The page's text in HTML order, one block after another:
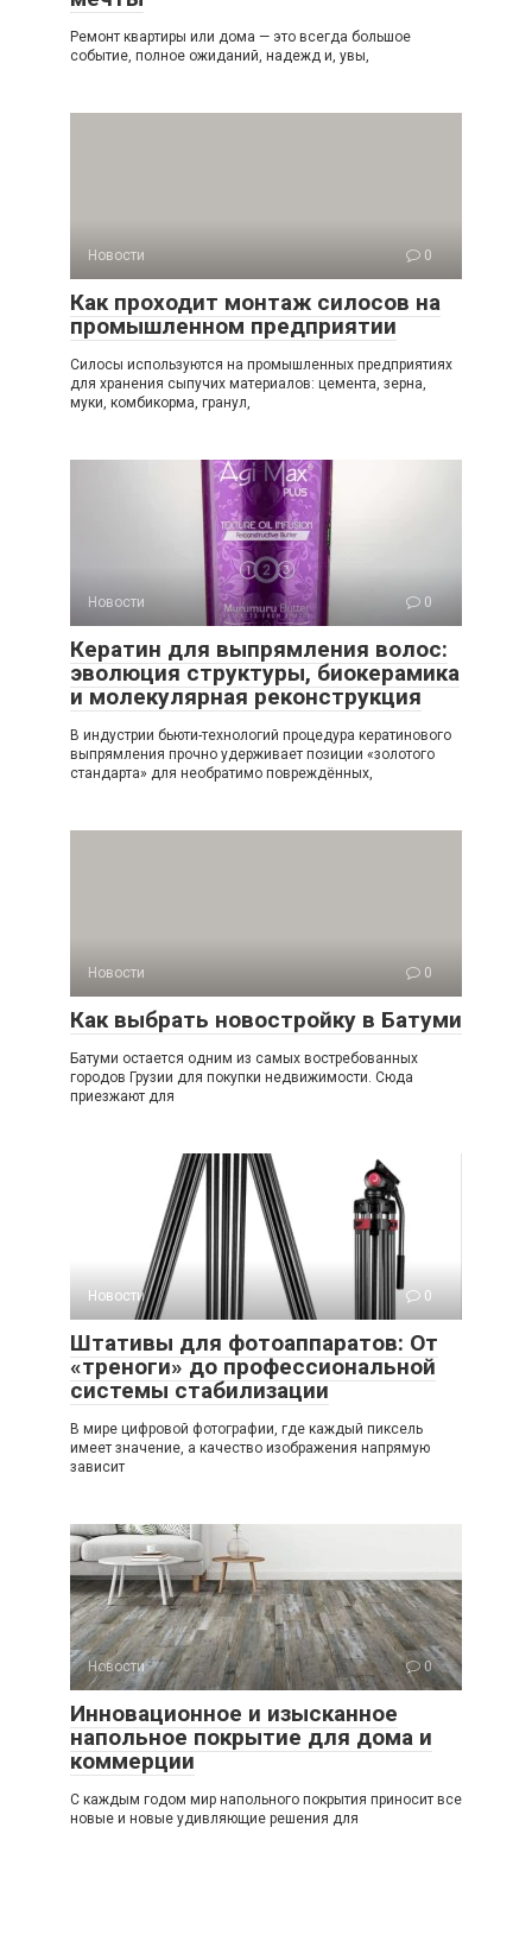
Ремонт квартиры или дома — это всегда большое
событие, полное ожиданий, надежд и, увы,
Новости 0
Как проходит монтаж силосов на
промышленном предприятии
Силосы используются на промышленных предприятиях
для хранения сыпучих материалов: цемента, зерна,
муки, комбикорма, гранул,
Новости 0
Кератин для выпрямления волос:
эволюция структуры, биокерамика
и молекулярная реконструкция
В индустрии бьюти-технологий процедура кератинового
выпрямления прочно удерживает позиции «золотого
стандарта» для необратимо повреждённых,
Новости 0
Как выбрать новостройку в Батуми
Батуми остается одним из самых востребованных
городов Грузии для покупки недвижимости. Сюда
приезжают для
Новости 0
Штативы для фотоаппаратов: От
«треноги» до профессиональной
системы стабилизации
В мире цифровой фотографии, где каждый пиксель
имеет значение, а качество изображения напрямую
зависит
Новости 0
Инновационное и изысканное
напольное покрытие для дома и
коммерции
С каждым годом мир напольного покрытия приносит все
новые и новые удивляющие решения для